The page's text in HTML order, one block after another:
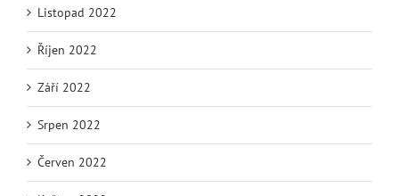
Listopad 2022
Říjen 2022
Září 2022
Srpen 2022
Červen 2022